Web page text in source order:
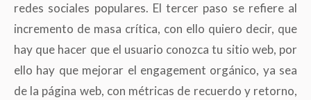
redes sociales populares. El tercer paso se refiere al
incremento de masa crítica, con ello quiero decir, que
hay que hacer que el usuario conozca tu sitio web, por
ello hay que mejorar el engagement orgánico, ya sea
de la página web, con métricas de recuerdo y retorno,